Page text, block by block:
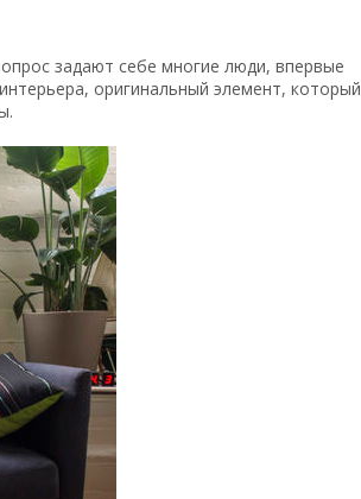
задают себе многие люди, впервые
оригинальный элемент, который